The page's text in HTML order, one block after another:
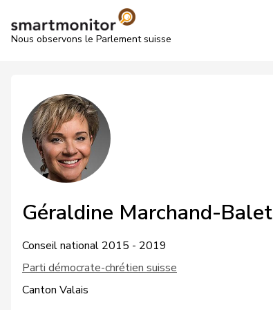
Nous observons le Parlement suisse
Géraldine Marchand-Balet
Conseil national 2015 - 2019
Parti démocrate-chrétien suisse
Canton Valais